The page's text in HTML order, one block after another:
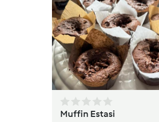
Muffin Estasi